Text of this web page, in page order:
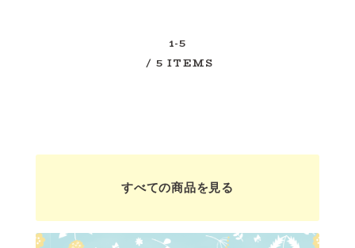
1-5
/ 5 ITEMS
すべての商品を見る